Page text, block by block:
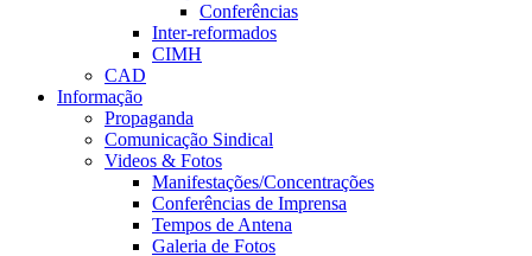
Conferências
Inter-reformados
CIMH
CAD
Informação
Propaganda
Comunicação Sindical
Videos & Fotos
Manifestações/Concentrações
Conferências de Imprensa
Tempos de Antena
Galeria de Fotos